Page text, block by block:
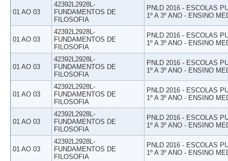
01 AO 03
42392L2928L-
FUNDAMENTOS DE
FILOSOFIA
PNLD 2016 - ESCOLAS
1º A 3º ANO - ENSINO
01 AO 03
42392L2928L-
FUNDAMENTOS DE
FILOSOFIA
PNLD 2016 - ESCOLAS
1º A 3º ANO - ENSINO
01 AO 03
42392L2928L-
FUNDAMENTOS DE
FILOSOFIA
PNLD 2016 - ESCOLAS
1º A 3º ANO - ENSINO
01 AO 03
42392L2928L-
FUNDAMENTOS DE
FILOSOFIA
PNLD 2016 - ESCOLAS
1º A 3º ANO - ENSINO
01 AO 03
42392L2928L-
FUNDAMENTOS DE
FILOSOFIA
PNLD 2016 - ESCOLAS
1º A 3º ANO - ENSINO
01 AO 03
42392L2928L-
FUNDAMENTOS DE
FILOSOFIA
PNLD 2016 - ESCOLAS
1º A 3º ANO - ENSINO